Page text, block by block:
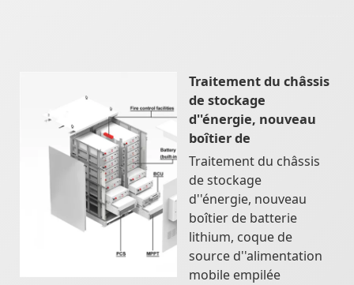
Traitement du châssis
de stockage
d''énergie, nouveau
boîtier de
Traitement du châssis
de stockage
d''énergie, nouveau
boîtier de batterie
lithium, coque de
source d''alimentation
mobile empilée